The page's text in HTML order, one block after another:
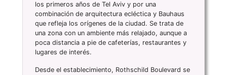
los primeros años de Tel Aviv y por una
combinación de arquitectura ecléctica y Bauhaus
que refleja los orígenes de la ciudad. Se trata de
una zona con un ambiente más relajado, aunque a
poca distancia a pie de cafeterías, restaurantes y
lugares de interés.
Desde el establecimiento, Rothschild Boulevard se